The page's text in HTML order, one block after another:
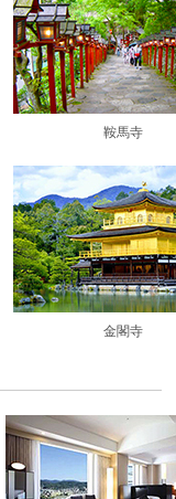
鞍馬寺
金閣寺